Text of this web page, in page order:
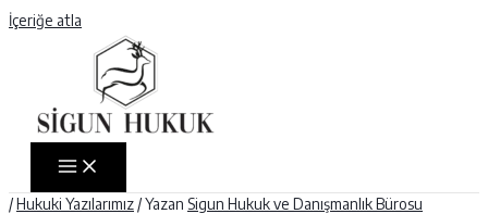
İçeriğe atla
/Hukuki Yazılarımız / Yazan Sigun Hukuk ve Danışmanlık Bürosu